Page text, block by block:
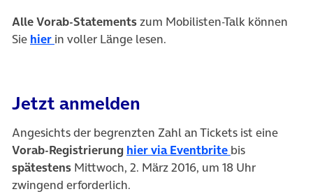
Alle Vorab-Statementszum Mobilisten-Talk können
Sie hier (öffnet in neuem Tab)
in voller Länge lesen.
Jetzt anmelden
Angesichts der begrenzten Zahl an Tickets ist eine
Vorab-Registrierung hier via Eventbrite (öffnet in
bis
spätestens Mittwoch, 2. März 2016, um 18 Uhr
zwingend erforderlich.